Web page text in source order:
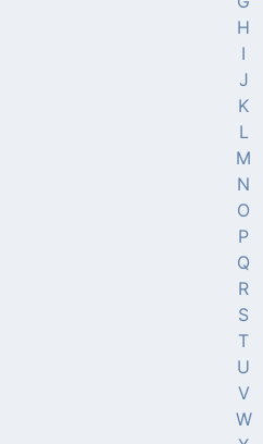
H
I
J
K
L
M
N
O
P
Q
R
S
T
U
V
W